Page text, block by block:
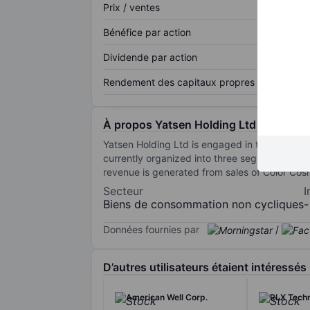
Prix / ventes
Bénéfice par action
Dividende par action
Rendement des capitaux propres
À propos Yatsen Holding Ltd - ADR
Yatsen Holding Ltd is engaged in the retail
currently organized into three segments on
revenue is generated from sales of Color
Secteur
Biens de consommation non cycliques-
Données fournies par /
D’autres utilisateurs étaient intéressés
American Well Corp. RLX